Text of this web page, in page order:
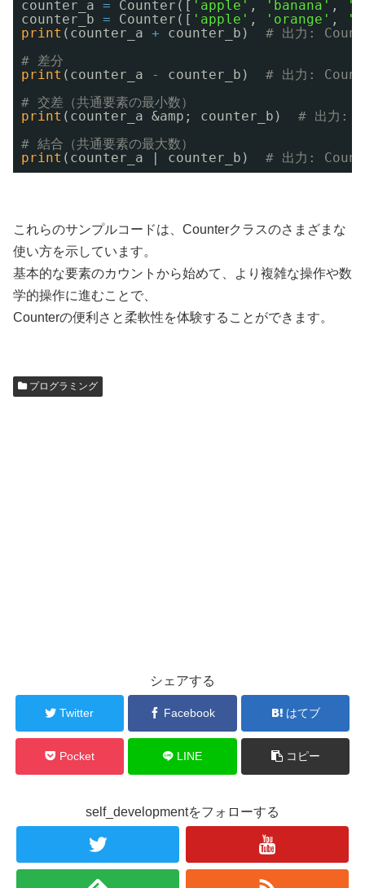
counter_a = Counter([ 'apple' , 'banana' ,
counter_b = Counter([ 'apple' , 'orange' ,
print (counter_a + counter_b) # 出力:
# 差分
print (counter_a - counter_b) # 出力:
# 交差（共通要素の最小数）
print (counter_a &amp; counter_b) # 出力:
# 結合（共通要素の最大数）
print (counter_a | counter_b) # 出力:
これらのサンプルコードは、Counterクラスのさまざまな
使い方を示しています。
基本的な要素のカウントから始めて、より複雑な操作や数
学的操作に進むことで、
Counterの便利さと柔軟性を体験することができます。
プログラミング
シェアする
Twitter Facebook はてブ
Pocket LINE コピー
self_developmentをフォローする